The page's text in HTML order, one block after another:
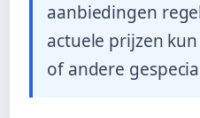
aanbiedingen
actuele prijzen
of andere